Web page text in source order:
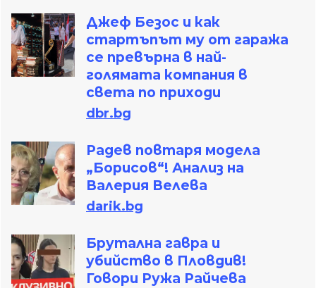
Джеф Безос и как
стартъпът му от гаража
се превърна в най-
голямата компания в
света по приходи
dbr.bg
Радев повтаря модела
„Борисов“! Анализ на
Валерия Велева
darik.bg
Брутална гавра и
убийство в Пловдив!
Говори Ружа Райчева